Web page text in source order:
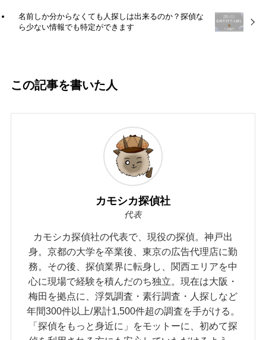
名前しか分からなくても人探しは出来るのか？探偵な
ら少ない情報でも特定ができます
この記事を書いた人
カモシカ探偵社
代表
カモシカ探偵社の代表で、現役の探偵。神戸出
身。京都の大学を卒業後、東京の広告代理店に勤
務。その後、探偵業界に転身し、関西エリアを中
心に現場で経験を積んだのち独立。現在は大阪・
梅田を拠点に、浮気調査・素行調査・人探しなど
年間300件以上/累計1,500件超の調査を手がける。
「探偵をもっと身近に」をモットーに、初めて探